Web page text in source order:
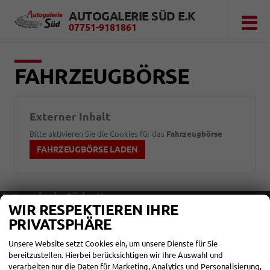
AUTOGALERIE SÜD E.K
07751-9181861
FAHRZEUGBÖRSE
Externer Inhalt
Bitte aktivieren Sie die Cookies für das Fahrzeugbörse
FAHRZEUGBÖRSE LADEN
Autogalerie Süd e.K.
Marie- Curie- Str. 5
79761
Waldshut
Telefon:
07751-9181861
Telefax:
07751-9181866
WIR RESPEKTIEREN IHRE
PRIVATSPHÄRE
Unsere Website setzt Cookies ein, um unsere Dienste für Sie
bereitzustellen. Hierbei berücksichtigen wir Ihre Auswahl und
verarbeiten nur die Daten für Marketing, Analytics und Personalisierung,